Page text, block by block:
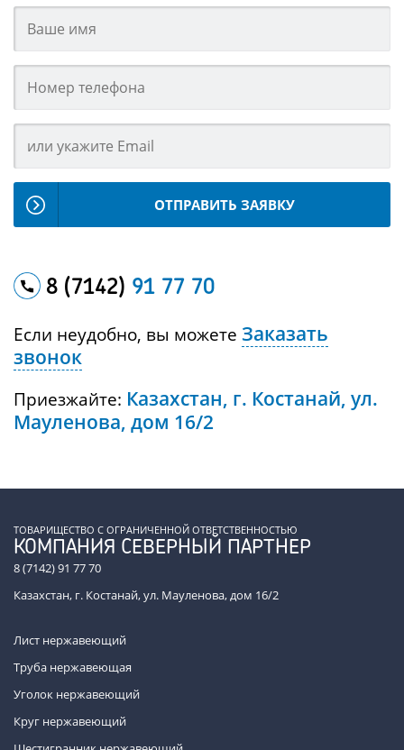
ОТПРАВИТЬ ЗАЯВКУ
8 (7142) 91 77 70
Если неудобно, вы можете Заказать
звонок
Приезжайте: Казахстан, г. Костанай, ул.
Мауленова, дом 16/2
ТОВАРИЩЕСТВО С ОГРАНИЧЕННОЙ ОТВЕТСТВЕННОСТЬЮ
КОМПАНИЯ СЕВЕРНЫЙ ПАРТНЕР
8 (7142) 91 77 70
Казахстан, г. Костанай, ул. Мауленова, дом 16/2
Лист нержавеющий
Труба нержавеющая
Уголок нержавеющий
Круг нержавеющий